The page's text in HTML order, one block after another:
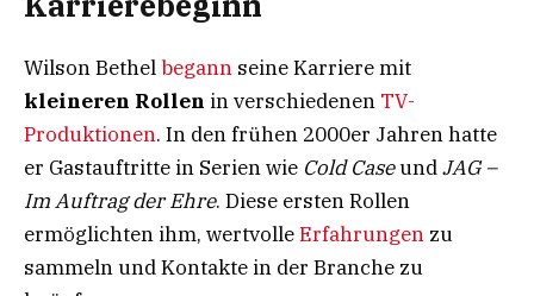
Wilson Bethelbegann seine Karriere mit
kleineren Rollen in verschiedenen TV-
Produktionen. In den frühen 2000er Jahren hatte
er Gastauftritte in Serien wie Cold CaseundJAG –
Im Auftrag der Ehre. Diese ersten Rollen
ermöglichten ihm, wertvolleErfahrungen zu
sammeln und Kontakte in der Branche zu